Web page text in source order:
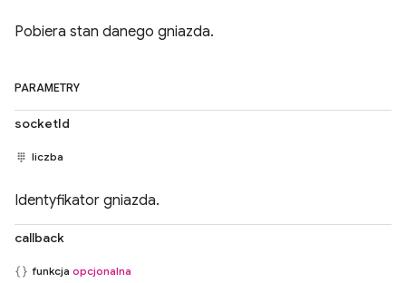
Pobiera stan danego gniazda.
PARAMETRY
socketId
liczba
Identyfikator gniazda.
callback
funkcja opcjonalna